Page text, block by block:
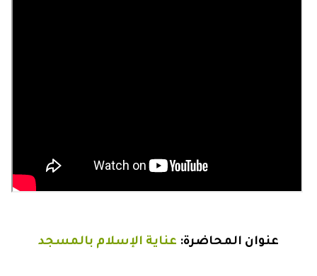
عنوان المحاضرة: عناية الإسلام بالمسجد